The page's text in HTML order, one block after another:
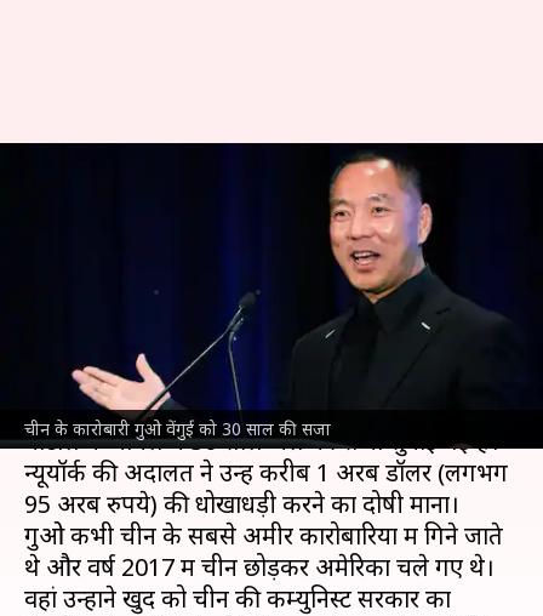
चीन के कारोबारी गुओ वेंगुई को 30 साल की सजा
चीन के अरबपति कारोबारी गुओ
वेंगुई को अमेरिका में 30 साल की
Jun 30, 2026
क्या है खबर?
अमेरिकामेंचीनके कारोबारी गुओ वेंगुई को बड़े वित्तीय
घोटाले के मामले में 30 साल जेल की सजा सुनाई गई है।
न्यूयॉर्क की अदालत ने उन्हें करीब 1 अरब डॉलर (लगभग
95 अरब रुपये) की धोखाधड़ी करने का दोषी माना।
गुओ कभी चीन के सबसे अमीर कारोबारियों में गिने जाते
थे और वर्ष 2017 में चीन छोड़कर अमेरिका चले गए थे।
वहां उन्होंने खुद को चीन की कम्युनिस्ट सरकार का